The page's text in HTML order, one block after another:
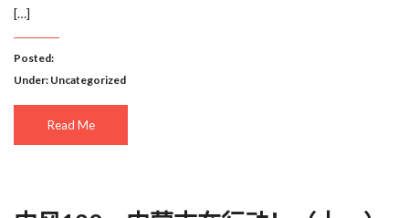
[…]
Posted:
Under: Uncategorized
Read Me